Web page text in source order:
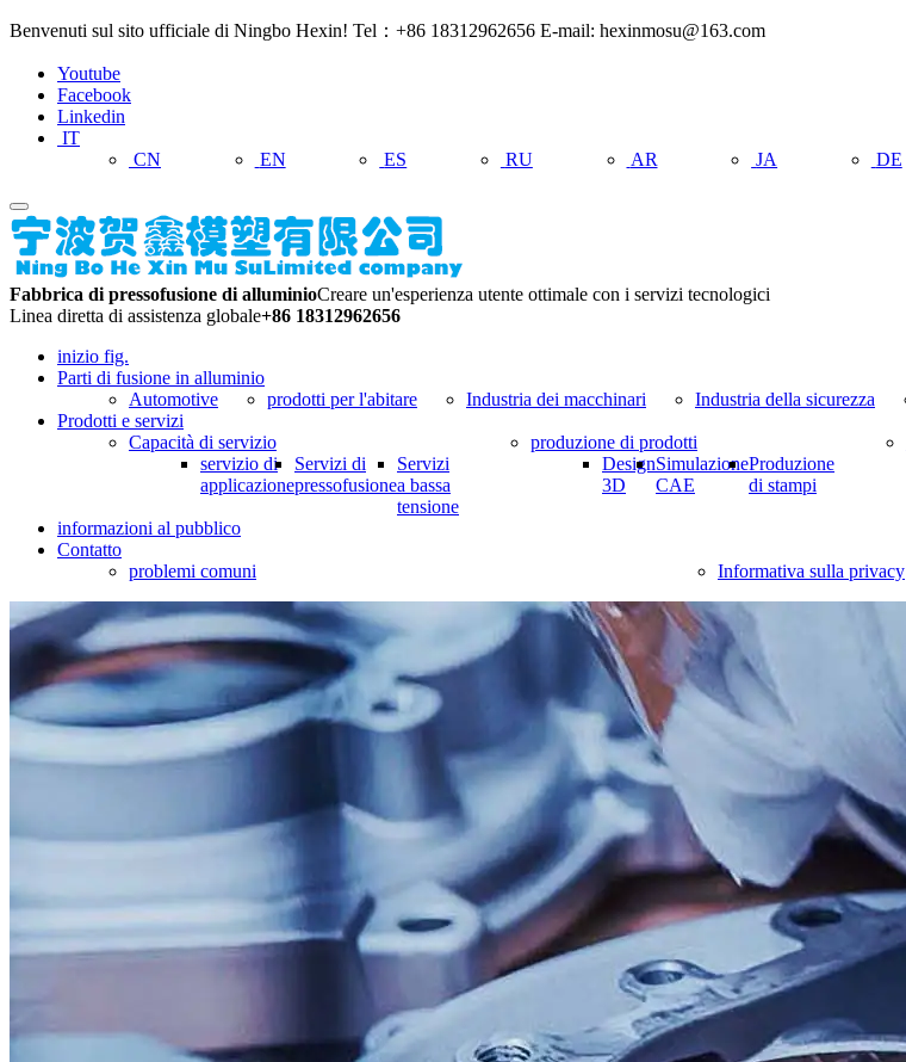
Benvenuti sul sito ufficiale di Ningbo Hexin! Tel：+86 18312962656 E-mail: hexinmosu@163.com
Youtube
Facebook
Linkedin
IT
CN
EN ES RU AR JA DE
Fabbrica di pressofusione di alluminioCreare un'esperienza utente ottimale con i servizi tecnologici
Linea diretta di assistenza globale+86 18312962656
inizio fig.
Parti di fusione in alluminio
Automotive
prodotti per l'abitare Industria dei macchinari Industria della sicurezza
Prodotti e servizi
Capacità di servizio
servizio di
applicazione
Servizi di
pressofusione
Servizi
a bassa
tensione
produzione di prodotti
Design
3D
Simulazione
CAE
Produzione
di stampi
informazioni al pubblico
Contatto
problemi comuni
Informativa sulla privacy